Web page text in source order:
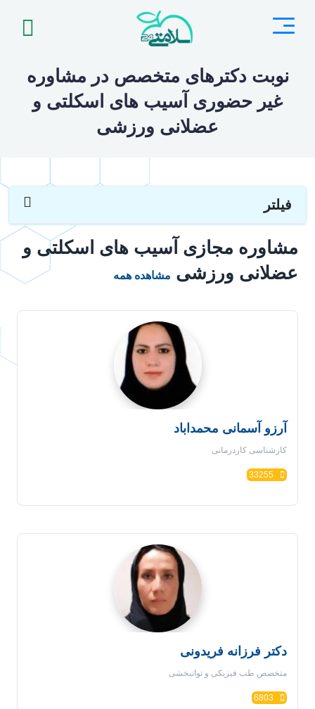
نوبت دکترهای متخصص در مشاوره
غیر حضوری آسیب های اسکلتی و
عضلانی ورزشی
فیلتر
مشاوره مجازی آسیب های اسکلتی و
عضلانی ورزشی مشاهده همه
آرزو آسمانی محمداباد
کارشناسی کاردرمانی
دکتر فرزانه فریدونی
متخصص طب فیزیکی و توانبخشی